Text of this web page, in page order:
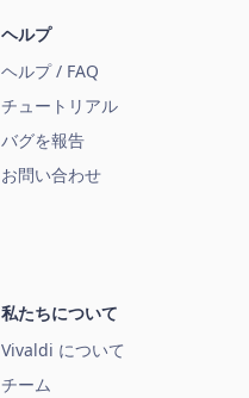
ヘルプ
ヘルプ / FAQ
チュートリアル
バグを報告
お問い合わせ
私たちについて
Vivaldi について
チーム